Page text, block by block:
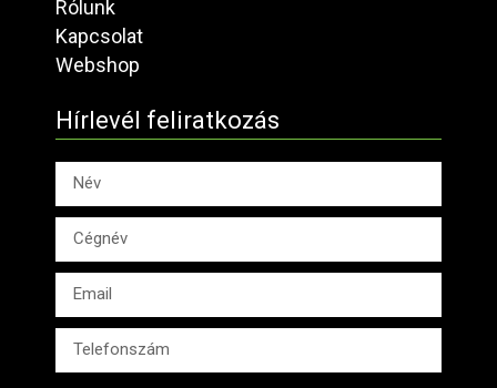
Rólunk
Kapcsolat
Webshop
Hírlevél feliratkozás